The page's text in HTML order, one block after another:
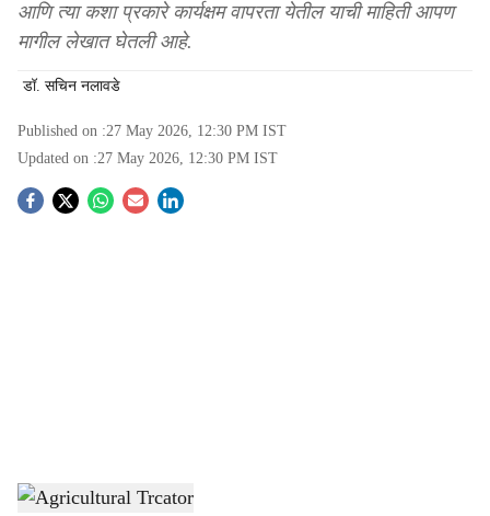
आणि त्या कशा प्रकारे कार्यक्षम वापरता येतील याची माहिती आपण
मागील लेखात घेतली आहे.
डॉ. सचिन नलावडे
Published on :27 May 2026, 12:30 PM IST
Updated on :27 May 2026, 12:30 PM IST
S
Agricultural Trcator- Agrowon